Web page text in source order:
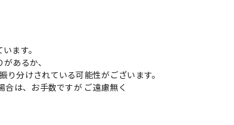
ます。
あるか、
分けされている可能性がございます。
は、お手数ですが ご遠慮無く